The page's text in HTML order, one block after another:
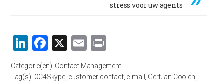
stress voor uw agents
LinkedIn
Facebook
X Email
Categorie(ën): Contact Management
Tag(s): CC4Skype customer contact e-mail GertJan Coolen